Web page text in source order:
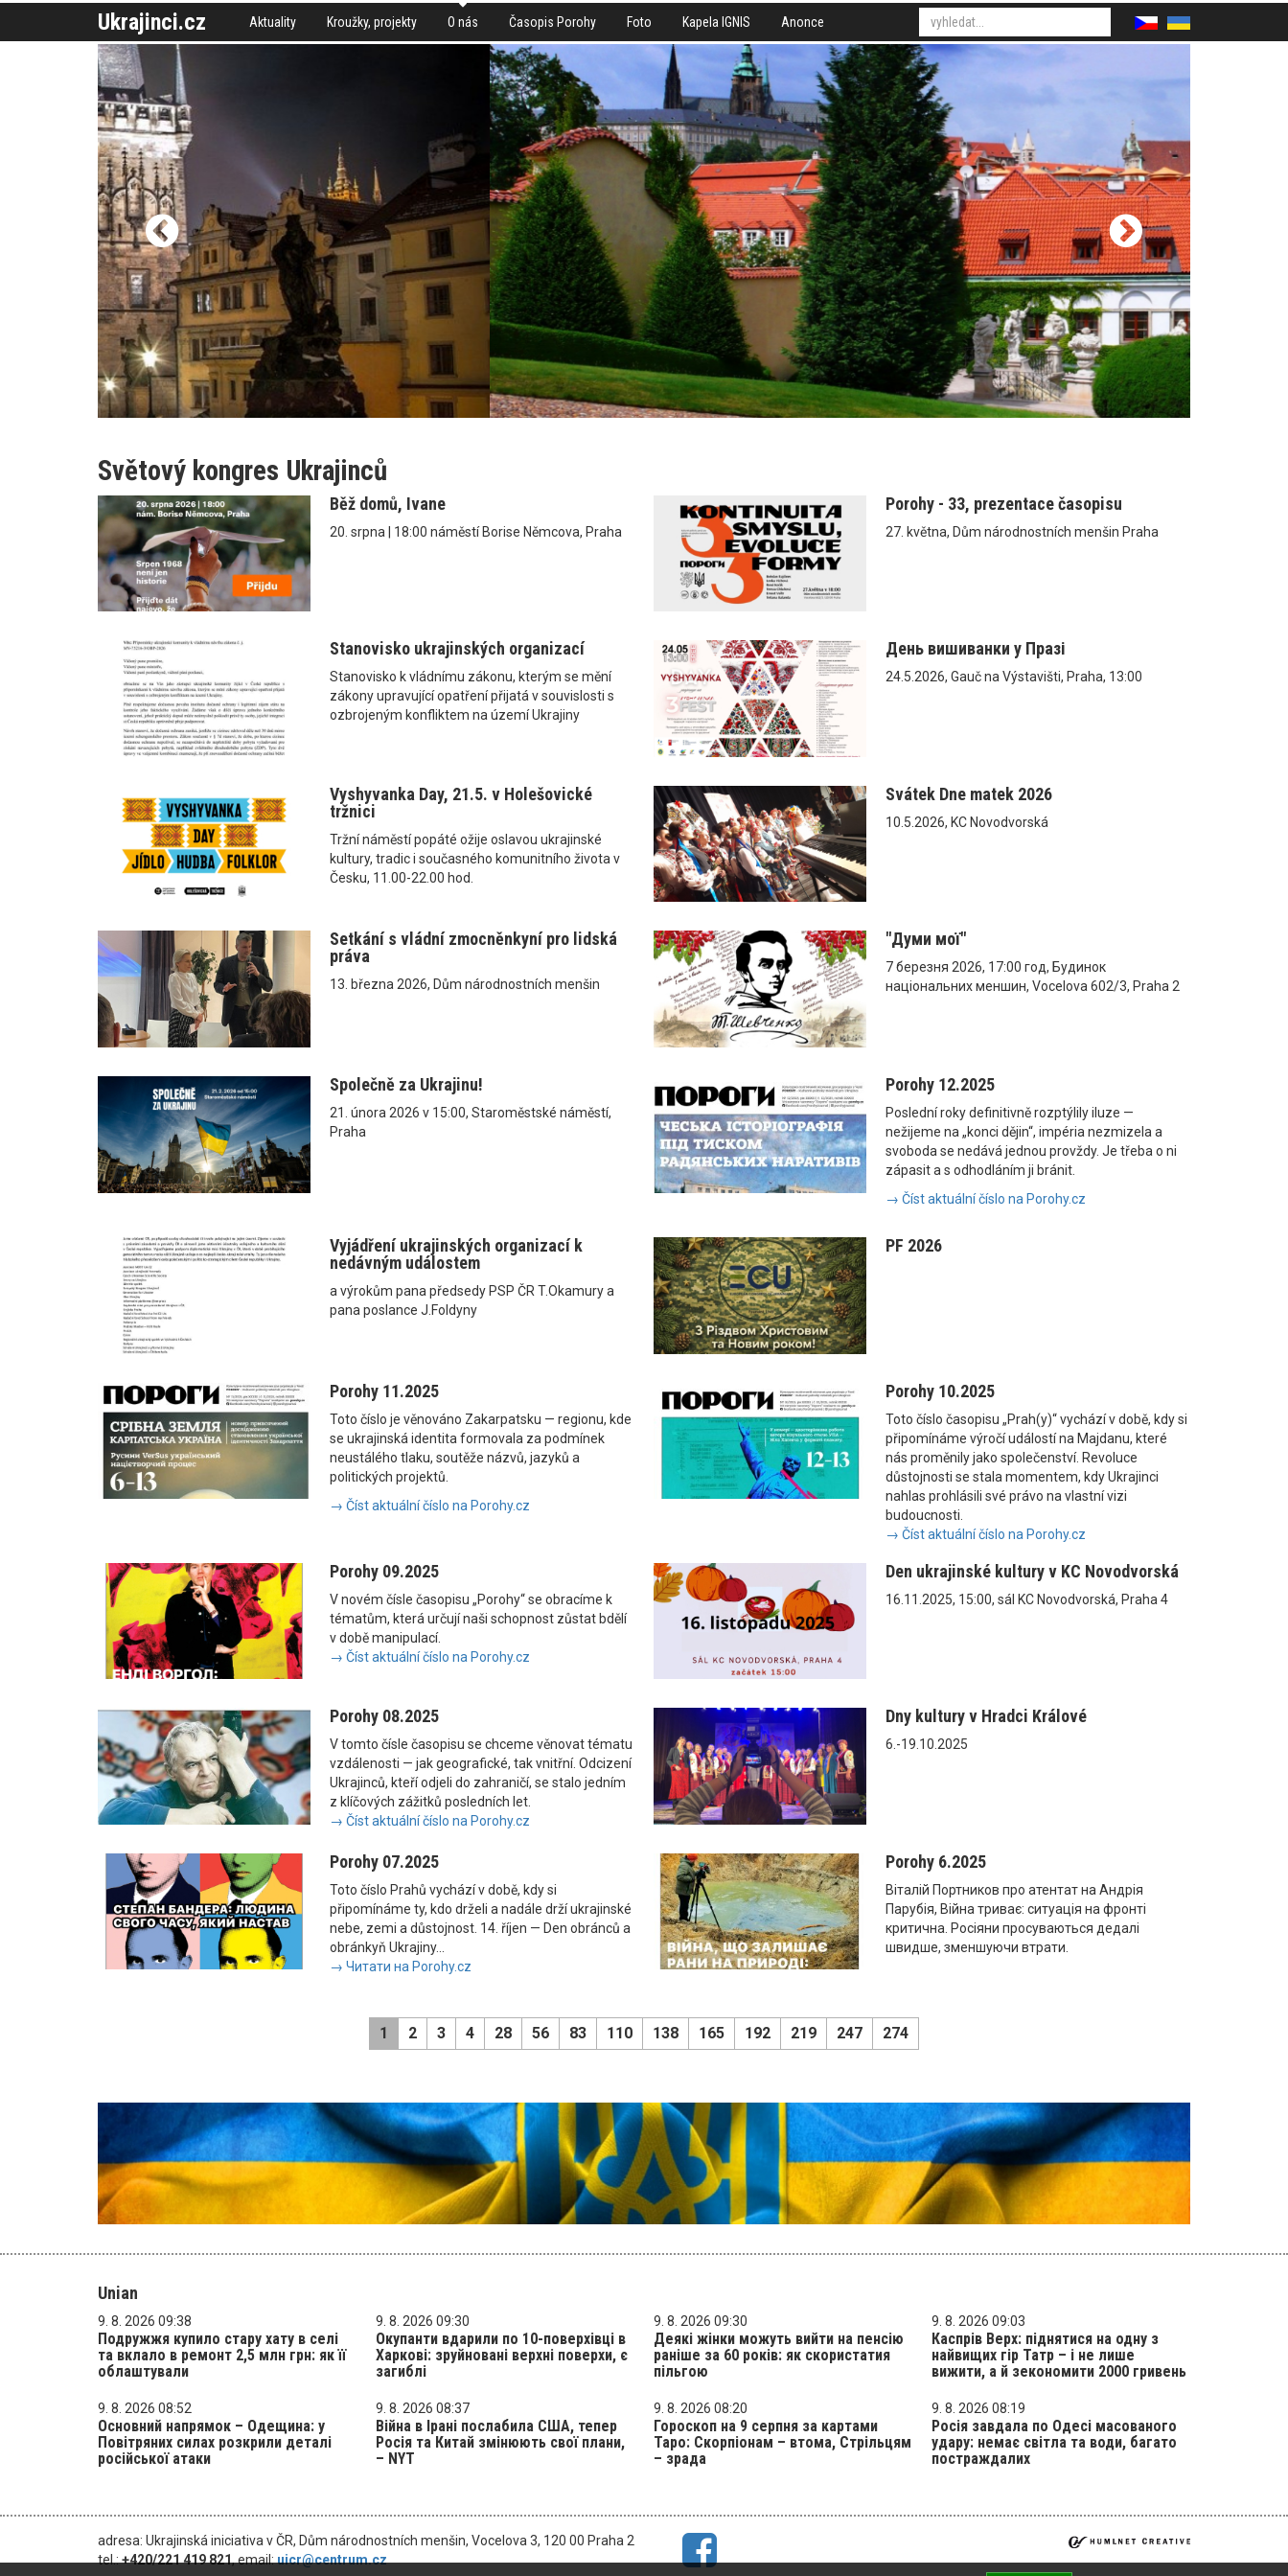
Ukrajinci.cz Aktuality Kroužky, projekty O nás Časopis Porohy Foto Kapela IGNIS Anonce
Světový kongres Ukrajinců
Běž domů, Ivane
20. srpna | 18:00 náměstí Borise Němcova, Praha
Porohy - 33, prezentace časopisu
27. května, Dům národnostních menšin Praha
Stanovisko ukrajinských organizací
Stanovisko k vládnímu zákonu, kterým se mění
zákony upravující opatření přijatá v souvislosti s
ozbrojeným konfliktem na území Ukrajiny
День вишиванки у Празі
24.5.2026, Gauč na Výstavišti, Praha, 13:00
Vyshyvanka Day, 21.5. v Holešovické
tržnici
Tržní náměstí popáté ožije oslavou ukrajinské
kultury, tradic i současného komunitního života v
Česku, 11.00-22.00 hod.
Svátek Dne matek 2026
10.5.2026, KC Novodvorská
Setkání s vládní zmocněnkyní pro lidská
práva
13. března 2026, Dům národnostních menšin
"Думи мої"
7 березня 2026, 17:00 год, Будинок
національних меншин, Vocelova 602/3, Praha 2
Společně za Ukrajinu!
21. února 2026 v 15:00, Staroměstské náměstí,
Praha
Porohy 12.2025
Poslední roky definitivně rozptýlily iluze —
nežijeme na „konci dějin“, impéria nezmizela a
svoboda se nedává jednou provždy. Je třeba o ni
zápasit a s odhodláním ji bránit.
→ Číst aktuální číslo na Porohy.cz
Vyjádření ukrajinských organizací k
nedávným událostem
a výrokům pana předsedy PSP ČR T.Okamury a
pana poslance J.Foldyny
PF 2026
Porohy 11.2025
Toto číslo je věnováno Zakarpatsku — regionu, kde
se ukrajinská identita formovala za podmínek
neustálého tlaku, soutěže názvů, jazyků a
politických projektů.
→ Číst aktuální číslo na Porohy.cz
Porohy 10.2025
Toto číslo časopisu „Prah(y)“ vychází v době, kdy si
připomínáme výročí událostí na Majdanu, které
nás proměnily jako společenství. Revoluce
důstojnosti se stala momentem, kdy Ukrajinci
nahlas prohlásili své právo na vlastní vizi
budoucnosti.
→ Číst aktuální číslo na Porohy.cz
Porohy 09.2025
V novém čísle časopisu „Porohy“ se obracíme k
tématům, která určují naši schopnost zůstat bdělí
v době manipulací.
→ Číst aktuální číslo na Porohy.cz
Den ukrajinské kultury v KC Novodvorská
16.11.2025, 15:00, sál KC Novodvorská, Praha 4
Porohy 08.2025
V tomto čísle časopisu se chceme věnovat tématu
vzdálenosti — jak geografické, tak vnitřní. Odcizení
Ukrajinců, kteří odjeli do zahraničí, se stalo jedním
z klíčových zážitků posledních let.
→ Číst aktuální číslo na Porohy.cz
Dny kultury v Hradci Králové
6.-19.10.2025
Porohy 07.2025
Toto číslo Prahů vychází v době, kdy si
připomínáme ty, kdo drželi a nadále drží ukrajinské
nebe, zemi a důstojnost. 14. říjen — Den obránců a
obránkyň Ukrajiny...
→ Читати на Porohy.cz
Porohy 6.2025
Віталій Портников про атентат на Андрія
Парубія, Війна триває: ситуація на фронті
критична. Росіяни просуваються дедалі
швидше, зменшуючи втрати.
1 2 3 4 28 56 83 110 138 165 192 219 247 274
Unian
9. 8. 2026 09:38
Подружжя купило стару хату в селі
та вклало в ремонт 2,5 млн грн: як її
облаштували
9. 8. 2026 09:30
Окупанти вдарили по 10-поверхівці в
Харкові: зруйновані верхні поверхи, є
загиблі
9. 8. 2026 09:30
Деякі жінки можуть вийти на пенсію
раніше за 60 років: як скористатия
пільгою
9. 8. 2026 09:03
Каспрів Верх: піднятися на одну з
найвищих гір Татр – і не лише
вижити, а й зекономити 2000 гривень
9. 8. 2026 08:52
Основний напрямок – Одещина: у
Повітряних силах розкрили деталі
російської атаки
9. 8. 2026 08:37
Війна в Ірані послабила США, тепер
Росія та Китай змінюють свої плани,
– NYT
9. 8. 2026 08:20
Гороскоп на 9 серпня за картами
Таро: Скорпіонам – втома, Стрільцям
– зрада
9. 8. 2026 08:19
Росія завдала по Одесі масованого
удару: немає світла та води, багато
постраждалих
adresa: Ukrajinská iniciativa v ČR, Dům národnostních menšin, Vocelova 3, 120 00 Praha 2
tel.:+420/221 419 821, email:uicr@centrum.cz